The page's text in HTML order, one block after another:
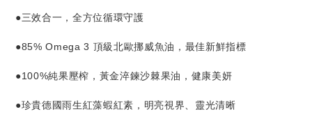
●三效合一，全方位循環守護
●85% Omega 3 頂級北歐挪威魚油，最佳新鮮指標
●100%純果壓榨，黃金淬鍊沙棘果油，健康美妍
●珍貴德國雨生紅藻蝦紅素，明亮視界、靈光清晰